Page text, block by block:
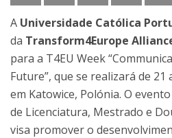
A Universidade Católica
da Transform4Europe
para a T4EU Week
Future”, que se realizará de
em Katowice, Polónia. O
de Licenciatura, Mestrado e
visa promover o